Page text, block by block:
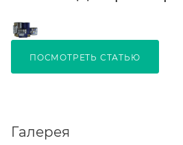
ПОСМОТРЕТЬ СТАТЬЮ
Галерея